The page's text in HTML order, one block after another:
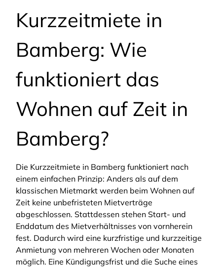
Kurzzeitmiete in
Bamberg: Wie
funktioniert das
Wohnen auf Zeit in
Bamberg?
Die Kurzzeitmiete in Bamberg funktioniert nach
einem einfachen Prinzip: Anders als auf dem
klassischen Mietmarkt werden beim Wohnen auf
Zeit keine unbefristeten Mietverträge
abgeschlossen. Stattdessen stehen Start- und
Enddatum des Mietverhältnisses von vornherein
fest. Dadurch wird eine kurzfristige und kurzzeitige
Anmietung von mehreren Wochen oder Monaten
möglich. Eine Kündigungsfrist und die Suche eines